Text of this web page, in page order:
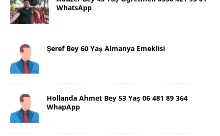
WhatsApp
Şeref Bey 60 Yaş Almanya Emeklisi
Hollanda Ahmet Bey 53 Yaş 06 481 89 364
WhapApp